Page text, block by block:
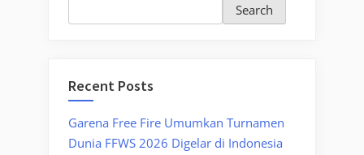
Search
Recent Posts
Garena Free Fire Umumkan Turnamen
Dunia FFWS 2026 Digelar di Indonesia